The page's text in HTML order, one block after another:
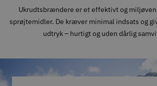
Ukrudtsbrændere er et effektivt og
sprøjtemidler. De kræver minimal indsats og
udtryk – hurtigt og uden dårlig